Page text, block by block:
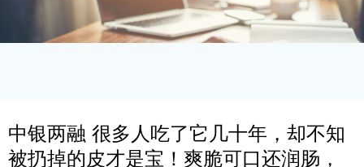
中银两融 很多人吃了它几十年，却不知
被扔掉的皮才是宝！爽脆可口还润肠，